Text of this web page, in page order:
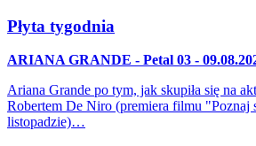
Płyta tygodnia
ARIANA GRANDE - Petal 03 -
Ariana Grande po tym, jak skupiła się na
Robertem De Niro (premiera filmu "Poznaj
listopadzie)…